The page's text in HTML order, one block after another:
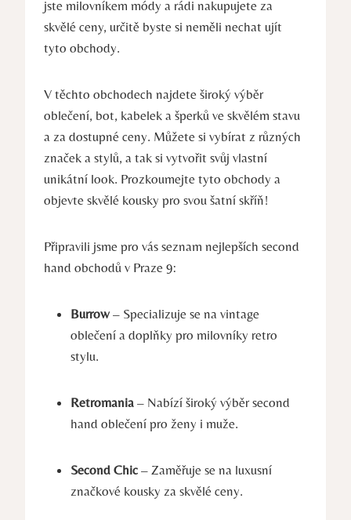
jste milovníkem módy a rádi nakupujete za
skvělé ceny, určitě byste si neměli nechat ujít
tyto obchody.
V těchto obchodech najdete široký výběr
oblečení, bot, kabelek a šperků ve skvělém stavu
a za dostupné ceny. Můžete si vybírat z různých
značek a stylů, a tak si vytvořit svůj vlastní
unikátní look. Prozkoumejte tyto obchody a
objevte skvělé kousky pro svou šatní skříň!
Připravili jsme pro vás seznam nejlepších second
hand obchodů v Praze 9:
Burrow – Specializuje se na vintage
oblečení a doplňky pro milovníky retro
stylu.
Retromania – Nabízí široký výběr second
hand oblečení pro ženy i muže.
Second Chic – Zaměřuje se na luxusní
značkové kousky za skvělé ceny.